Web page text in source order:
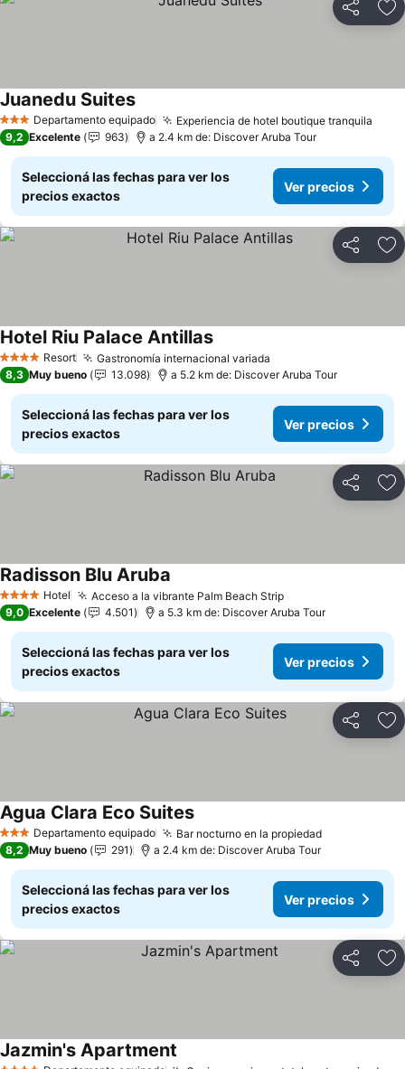
Compartir
3 EstrellasDepartamento equipado Experiencia de hotel boutique tranquila
Juanedu Suites
9,2 Excelente 963 a 2.4 km de: Discover Aruba Tour
Seleccioná las fechas para ver los
precios exactos
Ver precios
Compartir
4 EstrellasResort Gastronomía internacional variada
Hotel Riu Palace Antillas
8,3 Muy bueno 13.098 a 5.2 km de: Discover Aruba Tour
Seleccioná las fechas para ver los
precios exactos
Ver precios
Compartir
4 EstrellasHotel Acceso a la vibrante Palm Beach Strip
Radisson Blu Aruba
9,0 Excelente 4.501 a 5.3 km de: Discover Aruba Tour
Seleccioná las fechas para ver los
precios exactos
Ver precios
Compartir
3 EstrellasDepartamento equipado Bar nocturno en la propiedad
Agua Clara Eco Suites
8,2 Muy bueno 291 a 2.4 km de: Discover Aruba Tour
Seleccioná las fechas para ver los
precios exactos
Ver precios
Compartir
Jazmin's Apartment